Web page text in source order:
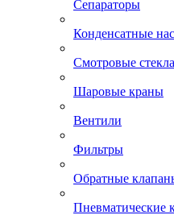
Сепараторы
Конденсатные
Смотровые стекла
Шаровые краны
Вентили
Фильтры
Обратные
Пневматические